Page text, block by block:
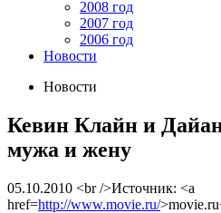
2008 год
2007 год
2006 год
Новости
Новости
Кевин Клайн и
мужа и жену
05.10.2010 <br />Источник: <a
href=http://www.movie.ru/